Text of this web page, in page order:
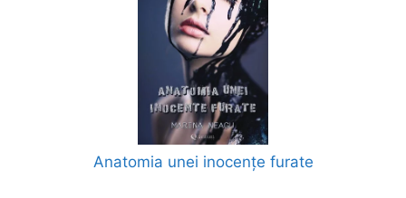
Anatomia unei inocențe furate